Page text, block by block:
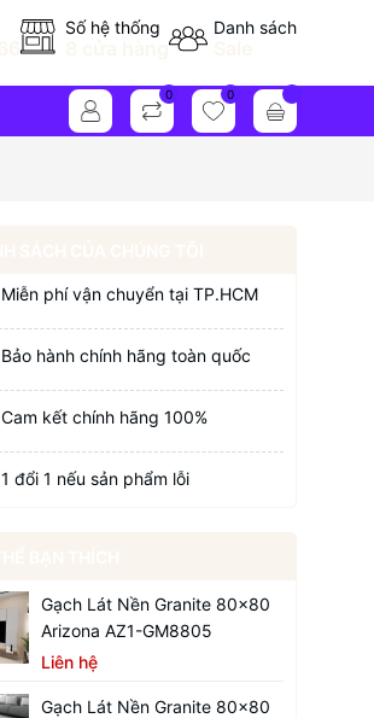
Số hệ thống Danh sách
0 0
Miễn phí vận chuyển tại TP.HCM
Bảo hành chính hãng toàn quốc
Cam kết chính hãng 100%
1 đổi 1 nếu sản phẩm lỗi
Gạch Lát Nền Granite 80x80
Arizona AZ1-GM8805
Liên hệ
Gạch Lát Nền Granite 80x80